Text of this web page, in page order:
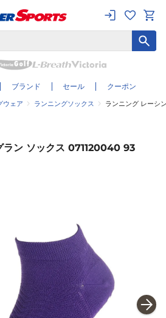
ブランド セール クーポン
ウェア ランニングソックス ランニング レーシ
ラン ソックス 071120040 93